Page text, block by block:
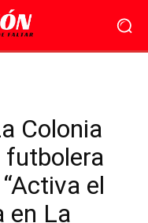
Colonia
futbolera
el
en La